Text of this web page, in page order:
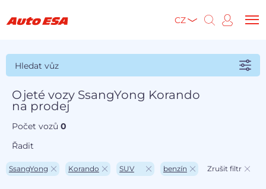
CZ
Hledat vůz
Ojeté vozy SsangYong Korando
na prodej
Počet vozů0
Řadit
SsangYong Korando SUV benzín Zrušit filtr